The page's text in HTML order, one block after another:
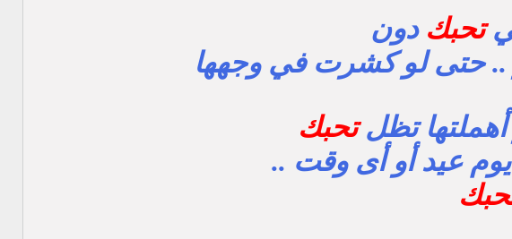
تحبك دون
حتى لو كشرت في وجهها
تظلتحبك
عيد أو أى وقت ..